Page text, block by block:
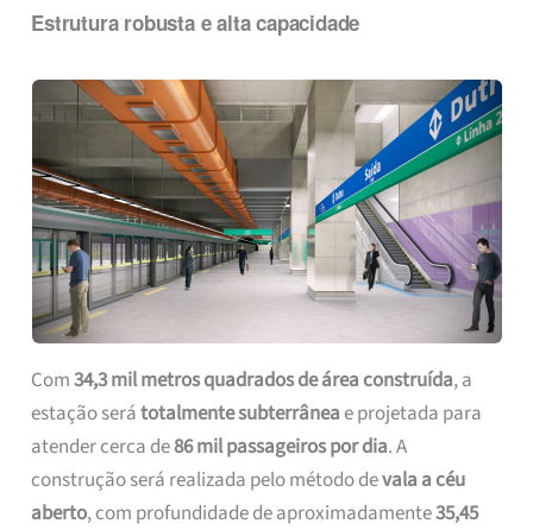
Estrutura robusta e alta capacidade
Com34,3 mil metros quadrados de área construída, a
estação serátotalmente subterrâneae projetada para
atender cerca de86 mil passageiros por dia. A
construção será realizada pelo método devala a céu
aberto, com profundidade de aproximadamente35,45